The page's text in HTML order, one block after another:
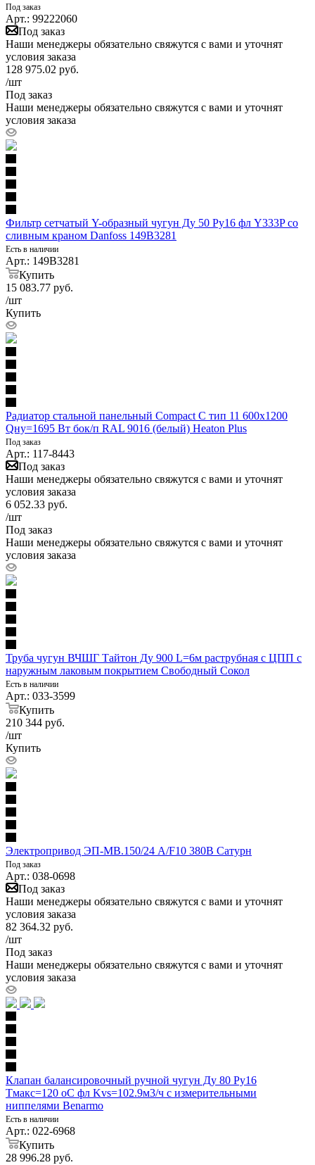
Под заказ
Арт.: 99222060
Под заказ
Наши менеджеры обязательно свяжутся с вами и уточнят
условия заказа
128 975.02 руб.
/шт
Под заказ
Наши менеджеры обязательно свяжутся с вами и уточнят
условия заказа
Фильтр сетчатый Y-образный чугун Ду 50 Ру16 фл Y333P со
сливным краном Danfoss 149B3281
Есть в наличии
Арт.: 149B3281
Купить
15 083.77 руб.
/шт
Купить
Радиатор стальной панельный Compact C тип 11 600х1200
Qну=1695 Вт бок/п RAL 9016 (белый) Heaton Plus
Под заказ
Арт.: 117-8443
Под заказ
Наши менеджеры обязательно свяжутся с вами и уточнят
условия заказа
6 052.33 руб.
/шт
Под заказ
Наши менеджеры обязательно свяжутся с вами и уточнят
условия заказа
Труба чугун ВЧШГ Тайтон Ду 900 L=6м раструбная с ЦПП с
наружным лаковым покрытием Свободный Сокол
Есть в наличии
Арт.: 033-3599
Купить
210 344 руб.
/шт
Купить
Электропривод ЭП-МВ.150/24 А/F10 380В Сатурн
Под заказ
Арт.: 038-0698
Под заказ
Наши менеджеры обязательно свяжутся с вами и уточнят
условия заказа
82 364.32 руб.
/шт
Под заказ
Наши менеджеры обязательно свяжутся с вами и уточнят
условия заказа
Клапан балансировочный ручной чугун Ду 80 Ру16
Тмакс=120 оС фл Kvs=102.9м3/ч с измерительными
ниппелями Benarmo
Есть в наличии
Арт.: 022-6968
Купить
28 996.28 руб.